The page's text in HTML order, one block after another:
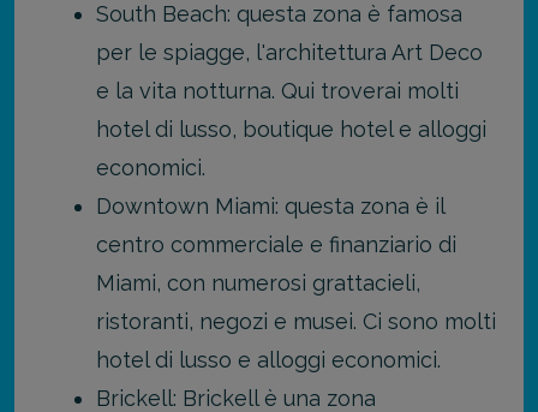
South Beach: questa zona è famosa
per le spiagge, l'architettura Art Deco
e la vita notturna. Qui troverai molti
hotel di lusso, boutique hotel e alloggi
economici.
Downtown Miami: questa zona è il
centro commerciale e finanziario di
Miami, con numerosi grattacieli,
ristoranti, negozi e musei. Ci sono molti
hotel di lusso e alloggi economici.
Brickell: Brickell è una zona